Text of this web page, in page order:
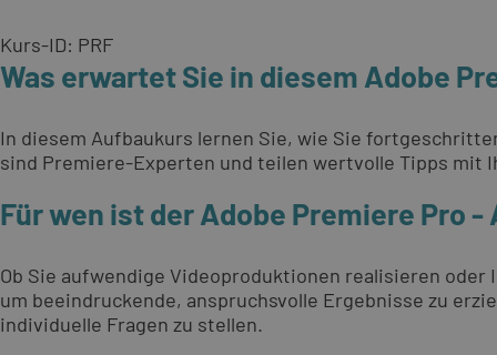
Kurs-ID: PRF
Was erwartet Sie in diesem Adobe
In diesem Aufbaukurs lernen Sie, wie Sie
sind Premiere-Experten und teilen wertvolle Tipps mit
Für wen ist der Adobe Premiere Pro
Ob Sie aufwendige Videoproduktionen realisieren
um beeindruckende, anspruchsvolle Ergebnisse zu
individuelle Fragen zu stellen.